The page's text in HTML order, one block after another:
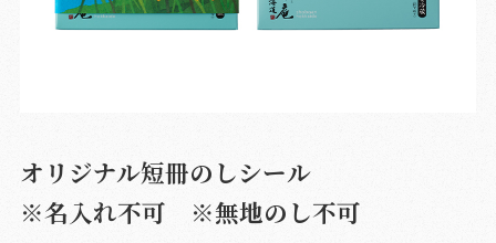
オリジナル短冊のしシール
※名入れ不可 ※無地のし不可